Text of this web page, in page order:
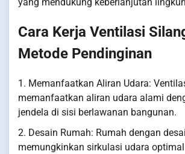
Cara Kerja Ventilasi
Metode Pendinginan
1. Memanfaatkan Aliran Udara:
memanfaatkan aliran udara alami
jendela di sisi berlawanan bangunan.
2. Desain Rumah: Rumah dengan
memungkinkan sirkulasi udara